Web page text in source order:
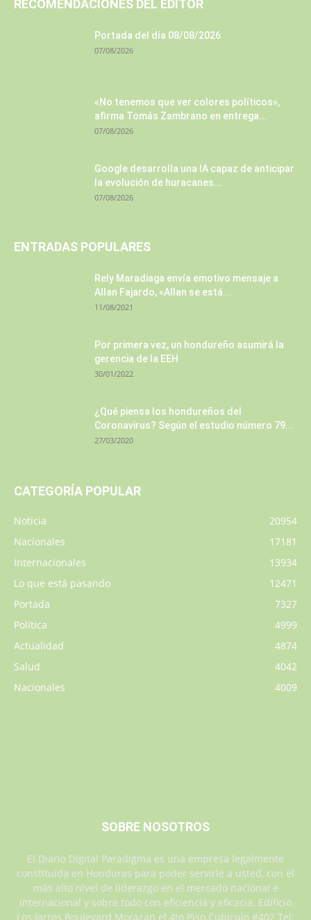
RECOMENDACIONES DEL EDITOR
Portada del día 08/08/2026
07/08/2026
«No tenemos que ver colores políticos»,
afirma Tomás Zambrano en entrega...
07/08/2026
Google desarrolla una IA capaz de anticipar
la evolución de huracanes...
07/08/2026
ENTRADAS POPULARES
Rely Maradiaga envía emotivo mensaje a
Allan Fajardo, «Allan se está...
11/08/2021
Por primera vez, un hondureño asumirá la
gerencia de la EEH
30/01/2022
¿Qué piensa los hondureños del
Coronavirus? Según el estudio número 79...
27/03/2020
CATEGORÍA POPULAR
Noticia
20954
Nacionales
17181
Internacionales
13934
Lo que está pasando
12471
Portada
7327
Política
4999
Actualidad
4874
Salud
4042
Nacionales
4009
SOBRE NOSOTROS
El Diario Digital Paradigma es una empresa legalmente
constituida en Honduras para poder servirle a usted, con el
más alto nivel de liderazgo en el mercado nacional e
internacional y sobre todo con eficiencia y eficacia. Edificio
Los Jarros Boulevard Morazan el 4to Piso Cubiculo #402 Tel: